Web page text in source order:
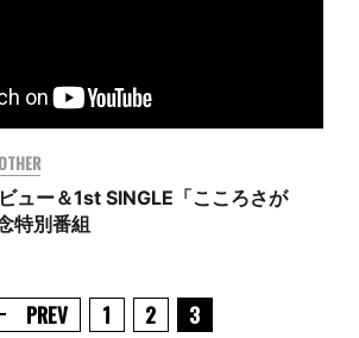
OTHER
ー＆1st SINGLE「こころさが
特別番組
PREV 1 2 3